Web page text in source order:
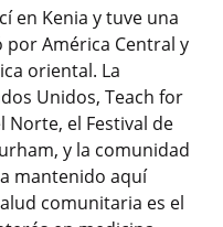
en Kenia y tuve una
América Central y
oriental. La
Unidos, Teach for
Norte, el Festival de
y la comunidad
mantenido aquí
comunitaria es el